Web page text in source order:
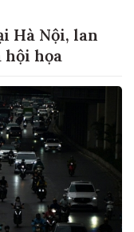
Hà Nội, lan
họa